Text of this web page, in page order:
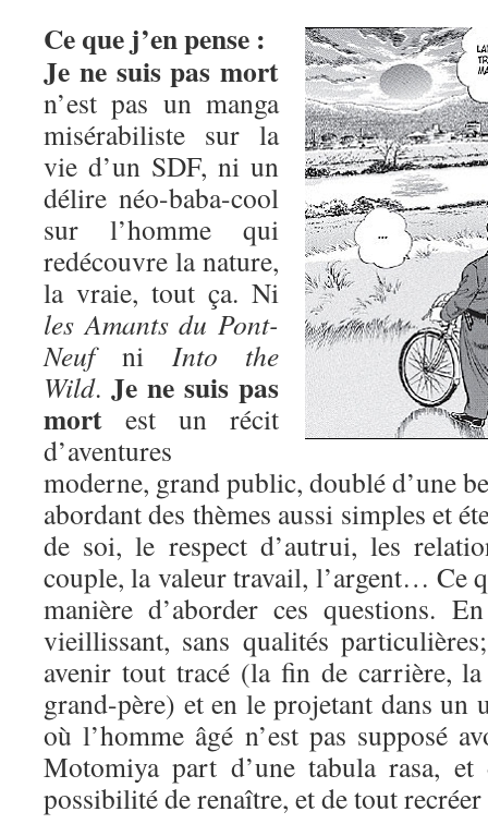
Ce que j’en pense :
Je ne suis pas mort
n’est pas un manga
misérabiliste sur la
vie d’un SDF, ni un
délire néo-baba-cool
sur l’homme qui
redécouvre la nature,
la vraie, tout ça. Ni
les Amants du Pont-
Neufni Into the
Wild. Je ne suis pas
mort est un récit
d’aventures
moderne, grand public, doublé d’une
abordant des thèmes aussi simples et
de soi, le respect d’autrui, les
couple, la valeur travail, l’argent… Ce
manière d’aborder ces questions.
vieillissant, sans qualités
avenir tout tracé (la fin de carrière,
grand-père) et en le projetant dans
où l’homme âgé n’est pas supposé
Motomiya part d’une tabula rasa,
possibilité de renaître, et de tout